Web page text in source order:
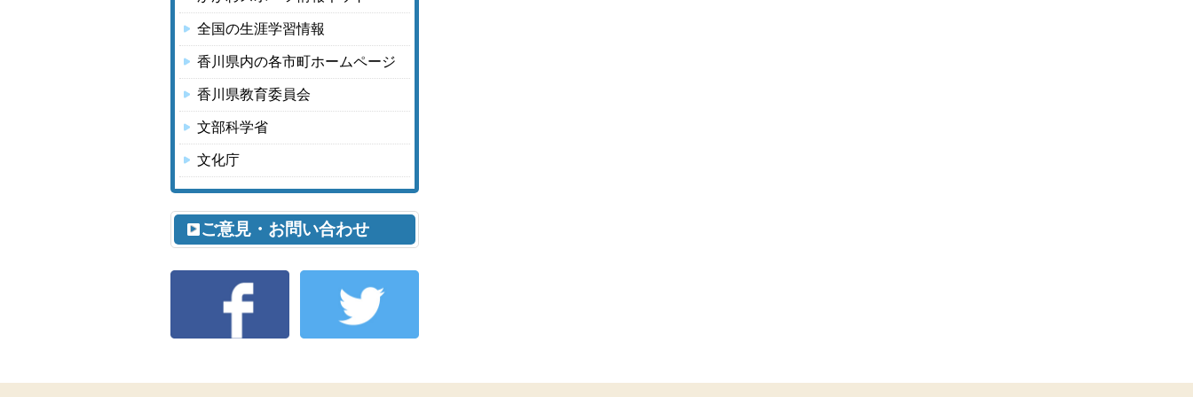
全国の生涯学習情報
香川県内の各市町ホームページ
香川県教育委員会
文部科学省
文化庁
ご意見・お問い合わせ